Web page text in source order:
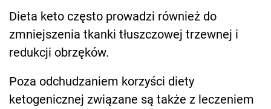
Dieta keto często prowadzi również do
zmniejszenia tkanki tłuszczowej trzewnej i
redukcji obrzęków.
Poza odchudzaniem korzyści diety
ketogenicznej związane są także z leczeniem